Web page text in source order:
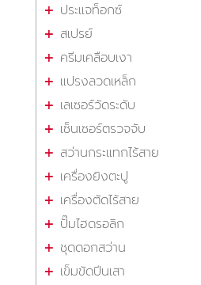
ประแจท็อกซ์
สเปรย์
ครีมเคลือบเงา
แปรงลวดเหล็ก
เลเซอร์วัดระดับ
เซ็นเซอร์ตรวจจับ
สว่านกระแทกไร้สาย
เครื่องยิงตะปู
เครื่องตัดไร้สาย
ปั๊มไฮดรอลิก
ชุดดอกสว่าน
เข็มขัดปีนเสา